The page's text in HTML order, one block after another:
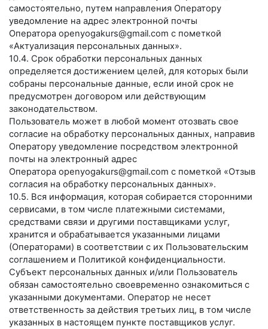
самостоятельно, путем направления Оператору
уведомление на адрес электронной почты
Оператора openyogakurs@gmail.com с пометкой
«Актуализация персональных данных».
10.4. Срок обработки персональных данных
определяется достижением целей, для которых были
собраны персональные данные, если иной срок не
предусмотрен договором или действующим
законодательством.
Пользователь может в любой момент отозвать свое
согласие на обработку персональных данных, направив
Оператору уведомление посредством электронной
почты на электронный адрес
Оператора openyogakurs@gmail.com с пометкой «Отзыв
согласия на обработку персональных данных».
10.5. Вся информация, которая собирается сторонними
сервисами, в том числе платежными системами,
средствами связи и другими поставщиками услуг,
хранится и обрабатывается указанными лицами
(Операторами) в соответствии с их Пользовательским
соглашением и Политикой конфиденциальности.
Субъект персональных данных и/или Пользователь
обязан самостоятельно своевременно ознакомиться с
указанными документами. Оператор не несет
ответственность за действия третьих лиц, в том числе
указанных в настоящем пункте поставщиков услуг.